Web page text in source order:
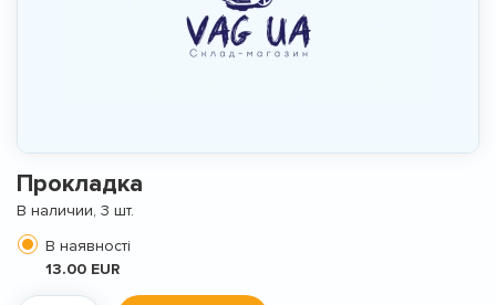
Прокладка
В наличии, 3 шт.
В наявності
13.00 EUR